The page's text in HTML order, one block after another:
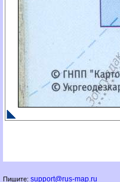
Пишите: support@rus-map.ru